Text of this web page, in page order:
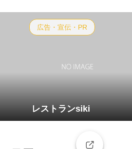
広告・宣伝・PR
レストランsiki